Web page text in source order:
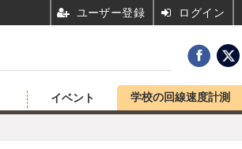
イベント 学校の回線速度計測
ユーザー登録 ログイン